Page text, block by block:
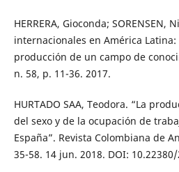
HERRERA, Gioconda; SORENSEN,
internacionales en América
producción de un campo de
n. 58, p. 11-36. 2017.
HURTADO SAA, Teodora. “La
del sexo y de la ocupación de
España”. Revista Colombiana de
35-58. 14 jun. 2018. DOI: 10.22380/